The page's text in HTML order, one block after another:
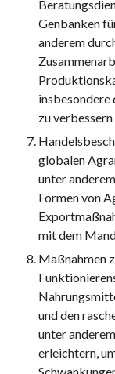
Genbanken
anderem
insbesondere
zu verbessern
globalen
unter
Formen von
mit dem
Maßnahmen
und den
unter
erleichtern,